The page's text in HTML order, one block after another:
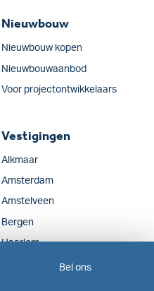
Bel ons
Nieuwbouw
Nieuwbouw kopen
Nieuwbouwaanbod
Voor projectontwikkelaars
Vestigingen
Alkmaar
Amsterdam
Amstelveen
Bergen
Haarlem